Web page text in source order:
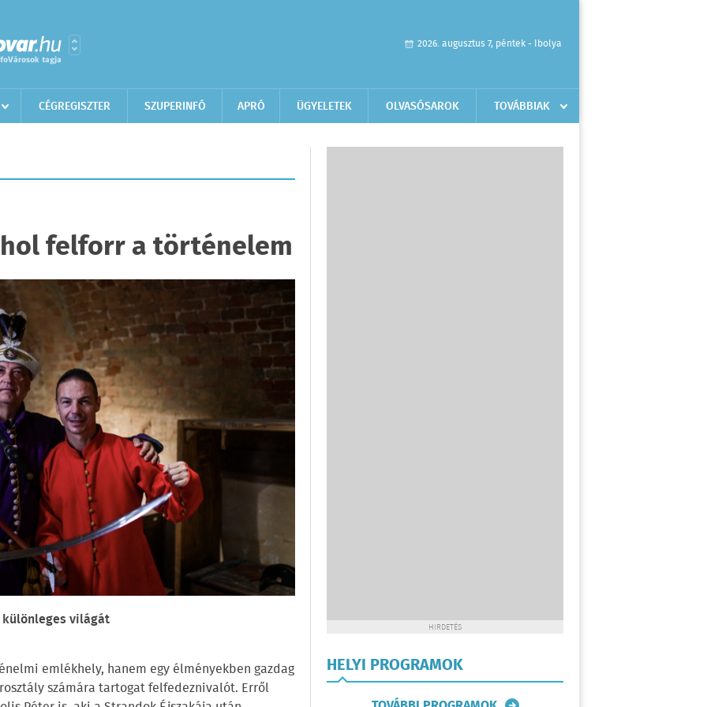
2026. augusztus 7, péntek - Ibolya
CÉGREGISZTER SZUPERINFÓ APRÓ ÜGYELETEK OLVASÓSAROK TOVÁBBIAK
felforr a történelem
világát
emlékhely, hanem egy élményekben gazdag
számára tartogat felfedeznivalót. Erről
HIRDETÉS
HELYI PROGRAMOK